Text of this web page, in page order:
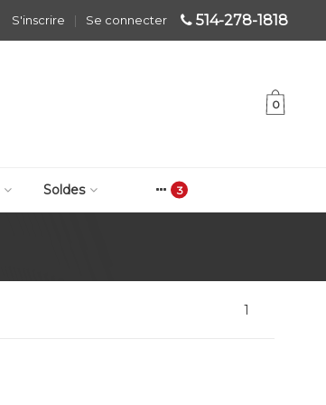
514-278-1818
Se connecter
|
S'inscrire
0
Soldes
1